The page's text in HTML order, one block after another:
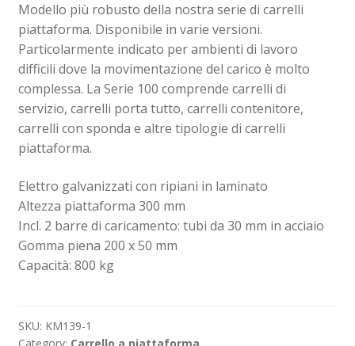
Modello più robusto della nostra serie di carrelli
piattaforma. Disponibile in varie versioni.
Particolarmente indicato per ambienti di lavoro
difficili dove la movimentazione del carico è molto
complessa. La Serie 100 comprende carrelli di
servizio, carrelli porta tutto, carrelli contenitore,
carrelli con sponda e altre tipologie di carrelli
piattaforma.
Elettro galvanizzati con ripiani in laminato
Altezza piattaforma 300 mm
Incl. 2 barre di caricamento: tubi da 30 mm in acciaio
Gomma piena 200 x 50 mm
Capacità: 800 kg
SKU: KM139-1